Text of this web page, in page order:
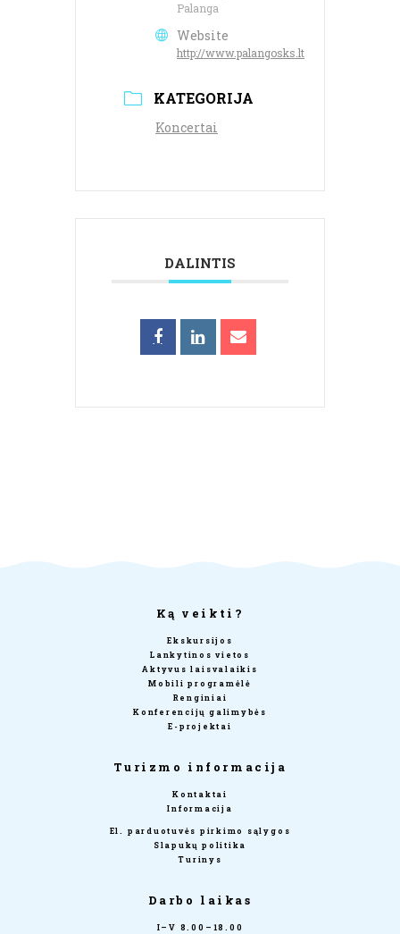
Palanga
Website
http://www.palangosks.lt
KATEGORIJA
Koncertai
DALINTIS
Ką veikti?
Ekskursijos
Lankytinos vietos
Aktyvus laisvalaikis
Mobili programėlė
Renginiai
Konferencijų galimybės
E-projektai
Turizmo informacija
Kontaktai
Informacija
El. parduotuvės pirkimo sąlygos
Slapukų politika
Turinys
Darbo laikas
I–V 8.00–18.00